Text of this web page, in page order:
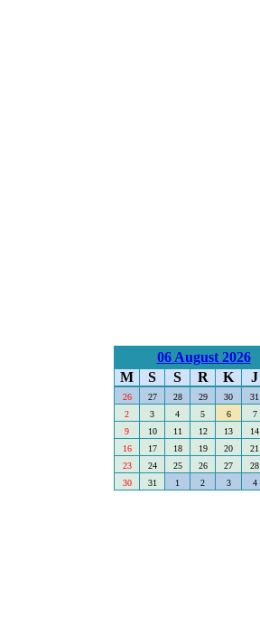
06 August 2026
M
S S R K J
26 27 28 29 30 31
2
3 4 5 6 7
9
10 11 12 13 14
16
17 18 19 20 21
23
24 25 26 27 28
30
31 1 2 3 4